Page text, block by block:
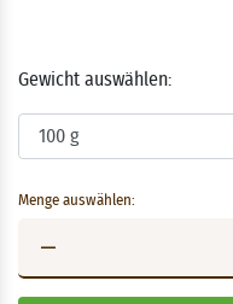
Gewicht auswählen:
Menge auswählen: